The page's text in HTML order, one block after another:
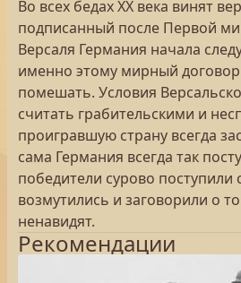
Во всех бедах ХХ века винят
подписанный после Первой
Версаля Германия начала
именно этому мирный
помешать. Условия
считать грабительскими и
проигравшую страну всегда
сама Германия всегда так
победители сурово
возмутились и заговорили о
ненавидят.
Рекомендации